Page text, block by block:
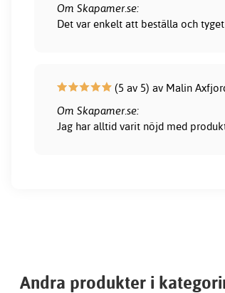
Om Skapamer.se:
Det var enkelt att beställa och
(5 av 5) av Malin
Om Skapamer.se:
Jag har alltid varit nöjd med
Andra produkter i